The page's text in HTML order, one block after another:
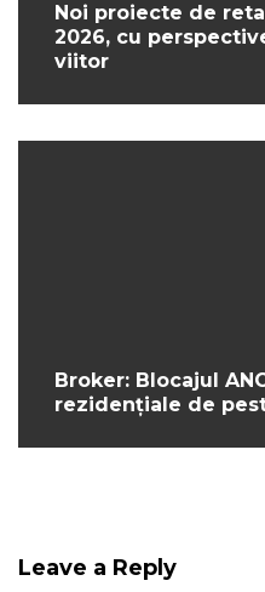
Noi proiecte de
2026, cu
viitor
Broker: Blocajul
rezidențiale de
Leave a Reply